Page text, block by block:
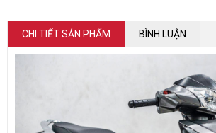
CHI TIẾT SẢN PHẨM BÌNH LUẬN